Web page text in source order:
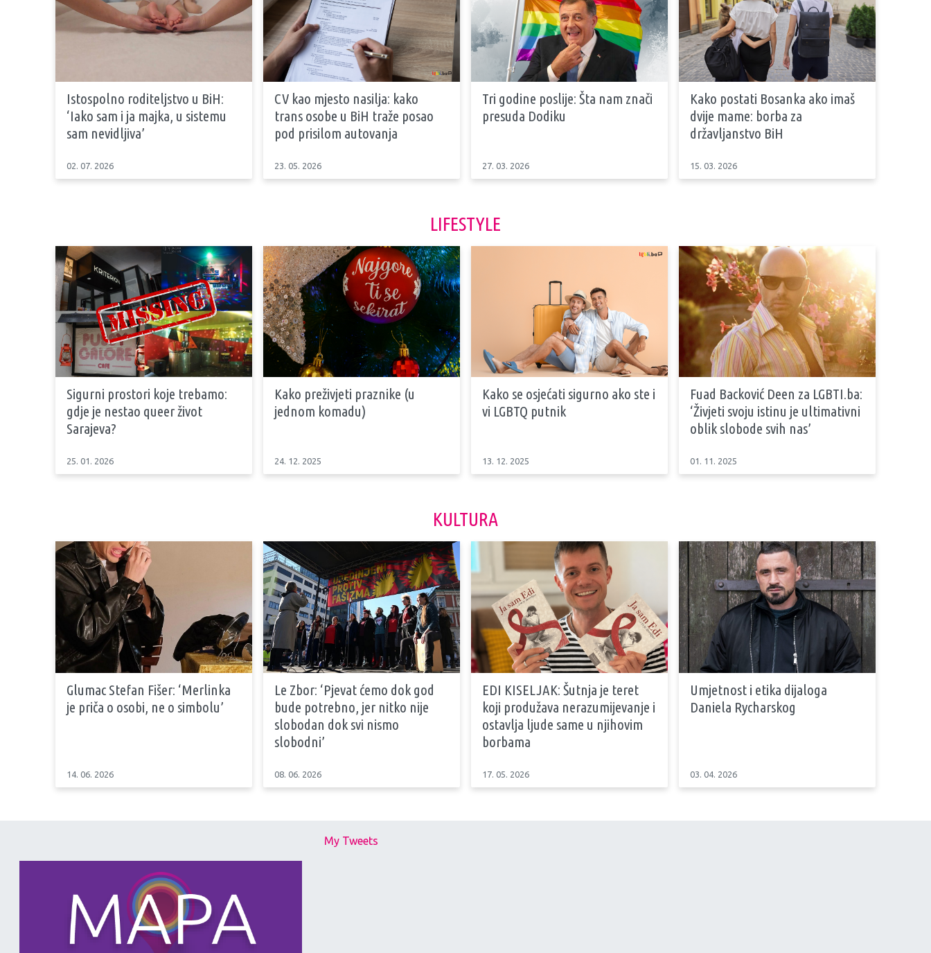
Istospolno roditeljstvo u BiH:
‘Iako sam i ja majka, u sistemu
sam nevidljiva’
02. 07. 2026
CV kao mjesto nasilja: kako
trans osobe u BiH traže posao
pod prisilom autovanja
23. 05. 2026
Tri godine poslije: Šta nam znači
presuda Dodiku
27. 03. 2026
Kako postati Bosanka ako imaš
dvije mame: borba za
državljanstvo BiH
15. 03. 2026
LIFESTYLE
Sigurni prostori koje trebamo:
gdje je nestao queer život
Sarajeva?
25. 01. 2026
Kako preživjeti praznike (u
jednom komadu)
24. 12. 2025
Kako se osjećati sigurno ako ste i
vi LGBTQ putnik
13. 12. 2025
Fuad Backović Deen za LGBTI.ba:
‘Živjeti svoju istinu je ultimativni
oblik slobode svih nas’
01. 11. 2025
KULTURA
Glumac Stefan Fišer: ‘Merlinka
je priča o osobi, ne o simbolu’
14. 06. 2026
Le Zbor: ‘Pjevat ćemo dok god
bude potrebno, jer nitko nije
slobodan dok svi nismo
slobodni’
08. 06. 2026
EDI KISELJAK: Šutnja je teret
koji produžava nerazumijevanje i
ostavlja ljude same u njihovim
borbama
17. 05. 2026
Umjetnost i etika dijaloga
Daniela Rycharskog
03. 04. 2026
My Tweets